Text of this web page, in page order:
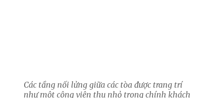
Các tầng nối lửng giữa các tòa được trang trí
như một công viên thu nhỏ trong chính khách